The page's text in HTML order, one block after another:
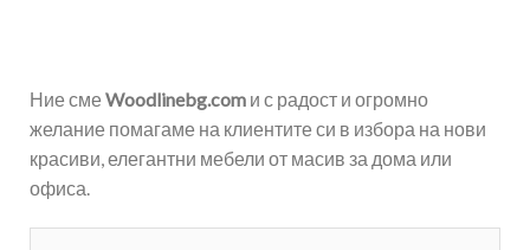
Ние сме Woodlinebg.com и с радост и огромно
желание помагаме на клиентите си в избора на нови
красиви, елегантни мебели от масив за дома или
офиса.